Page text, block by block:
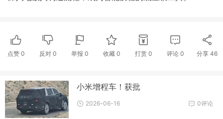
点赞 0 反对 0 举报 0 收藏 0 打赏 0 评论 0 分享 46
小米增程车！获批
0评论
2026-06-16